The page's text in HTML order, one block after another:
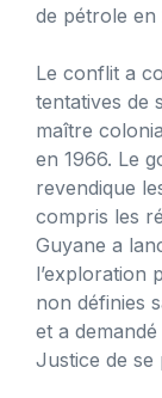
de pétrole en
Le conflit a
tentatives de
maître
en 1966. Le
revendique
compris les
Guyane a
l’exploration
non définies
et a
Justice de